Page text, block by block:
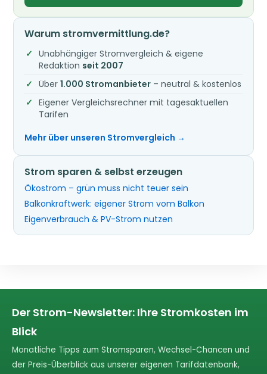
Warum stromvermittlung.de?
Unabhängiger Stromvergleich & eigene
Redaktion seit 2007
Über1.000 Stromanbieter – neutral & kostenlos
Eigener Vergleichsrechner mit tagesaktuellen
Tarifen
Mehr über unseren Stromvergleich →
Strom sparen & selbst erzeugen
Ökostrom – grün muss nicht teuer sein
Balkonkraftwerk: eigener Strom vom Balkon
Eigenverbrauch & PV-Strom nutzen
Der Strom-Newsletter: Ihre Stromkosten im
Blick
Monatliche Tipps zum Stromsparen, Wechsel-Chancen und
der Preis-Überblick aus unserer eigenen Tarifdatenbank,